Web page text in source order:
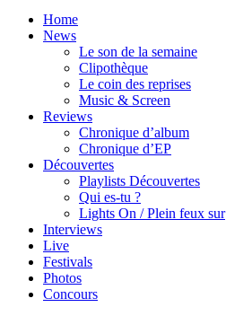
Home
News
Le son de la semaine
Clipothèque
Le coin des reprises
Music & Screen
Reviews
Chronique d’album
Chronique d’EP
Découvertes
Playlists Découvertes
Qui es-tu ?
Lights On / Plein feux sur
Interviews
Live
Festivals
Photos
Concours